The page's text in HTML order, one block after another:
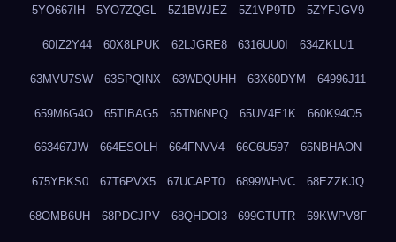
5YO667IH 5YO7ZQGL 5Z1BWJEZ 5Z1VP9TD 5ZYFJGV9
60IZ2Y44 60X8LPUK 62LJGRE8 6316UU0I 634ZKLU1
63MVU7SW 63SPQINX 63WDQUHH 63X60DYM 64996J11
659M6G4O 65TIBAG5 65TN6NPQ 65UV4E1K 660K94O5
663467JW 664ESOLH 664FNVV4 66C6U597 66NBHAON
675YBKS0 67T6PVX5 67UCAPT0 6899WHVC 68EZZKJQ
68OMB6UH 68PDCJPV 68QHDOI3 699GTUTR 69KWPV8F